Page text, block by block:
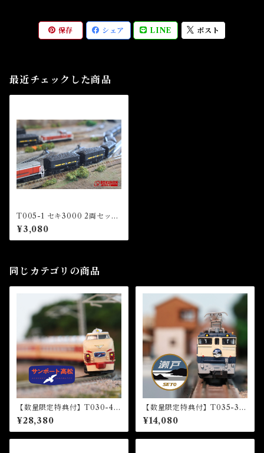
保存 シェア LINE ポスト
最近チェックした商品
T005-1 セキ3000 2両セット
(Seki 3000 2Cars Set)
¥3,080
同じカテゴリの商品
【数量限定特典付】T030-4 4
85系特急型車両 初期形 5両基
本セット『サンポート高松』
HM付 (485 LIMITED EXP
¥28,380
【数量限定特典付】T035-3 E
F65形電気機関車1000番代
『瀬戸』HM付 (EF65 1000
Electric Locomotive “Set
¥14,080